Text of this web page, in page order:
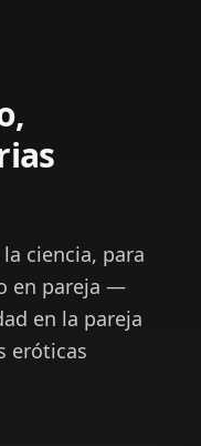
ciencia, para
en pareja —
en la pareja
eróticas